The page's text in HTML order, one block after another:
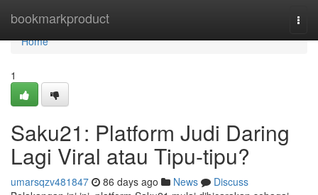
bookmarkproduct
Home
Home
1
Saku21: Platform Judi Daring
Lagi Viral atau Tipu-tipu?
umarsqzv481847 86 days ago News
Discuss